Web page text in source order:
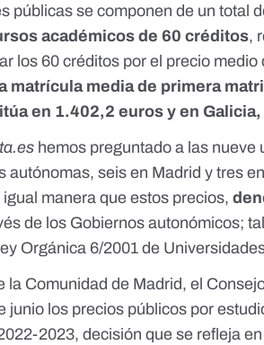
públicas se componen de un total
académicos de 60 créditos,
los 60 créditos por el precio
matrícula media de primera
en 1.402,2 euros y en
hemos preguntado a las
autónomas, seis en Madrid y tres
igual manera que estos precios,
de los Gobiernos autonómicos;
Orgánica 6/2001 de
la Comunidad de Madrid, el
junio los precios públicos por
2023, decisión que se refleja en